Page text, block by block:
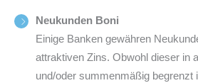
Neukunden Boni
Einige Banken gewähren
attraktiven Zins. Obwohl dieser in
und/oder summenmäßig begrenzt